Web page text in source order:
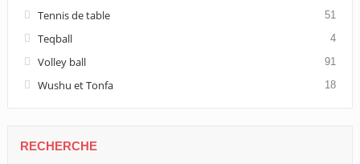
Tennis de table 51
Teqball 4
Volley ball 91
Wushu et Tonfa 18
RECHERCHE